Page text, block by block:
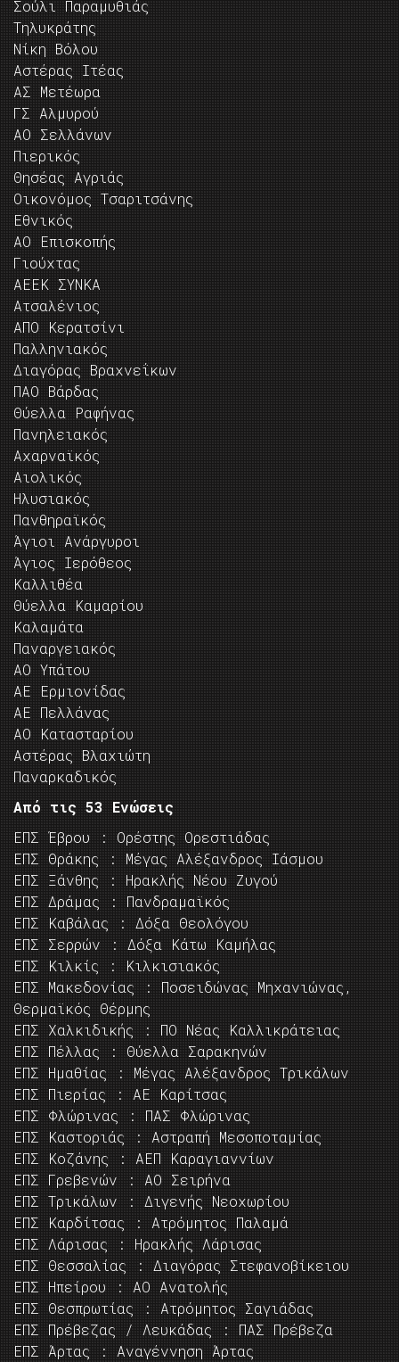
Σούλι Παραμυθιάς
Τηλυκράτης
Νίκη Βόλου
Αστέρας Ιτέας
ΑΣ Μετέωρα
ΓΣ Αλμυρού
ΑΟ Σελλάνων
Πιερικός
Θησέας Αγριάς
Οικονόμος Τσαριτσάνης
Εθνικός
ΑΟ Επισκοπής
Γιούχτας
ΑΕΕΚ ΣΥΝΚΑ
Ατσαλένιος
ΑΠΟ Κερατσίνι
Παλληνιακός
Διαγόρας Βραχνεΐκων
ΠΑΟ Βάρδας
Θύελλα Ραφήνας
Πανηλειακός
Αχαρναϊκός
Αιολικός
Ηλυσιακός
Πανθηραϊκός
Άγιοι Ανάργυροι
Άγιος Ιερόθεος
Καλλιθέα
Θύελλα Καμαρίου
Καλαμάτα
Παναργειακός
ΑΟ Υπάτου
ΑΕ Ερμιονίδας
ΑΕ Πελλάνας
ΑΟ Κατασταρίου
Αστέρας Βλαχιώτη
Παναρκαδικός
Από τις 53 Ενώσεις
ΕΠΣ Έβρου : Ορέστης Ορεστιάδας
ΕΠΣ Θράκης : Μέγας Αλέξανδρος Ιάσμου
ΕΠΣ Ξάνθης : Ηρακλής Νέου Ζυγού
ΕΠΣ Δράμας : Πανδραμαϊκός
ΕΠΣ Καβάλας : Δόξα Θεολόγου
ΕΠΣ Σερρών : Δόξα Κάτω Καμήλας
ΕΠΣ Κιλκίς : Κιλκισιακός
ΕΠΣ Μακεδονίας : Ποσειδώνας Μηχανιώνας,
Θερμαϊκός Θέρμης
ΕΠΣ Χαλκιδικής : ΠΟ Νέας Καλλικράτειας
ΕΠΣ Πέλλας : Θύελλα Σαρακηνών
ΕΠΣ Ημαθίας : Μέγας Αλέξανδρος Τρικάλων
ΕΠΣ Πιερίας : ΑΕ Καρίτσας
ΕΠΣ Φλώρινας : ΠΑΣ Φλώρινας
ΕΠΣ Καστοριάς : Αστραπή Μεσοποταμίας
ΕΠΣ Κοζάνης : ΑΕΠ Καραγιαννίων
ΕΠΣ Γρεβενών : ΑΟ Σειρήνα
ΕΠΣ Τρικάλων : Διγενής Νεοχωρίου
ΕΠΣ Καρδίτσας : Ατρόμητος Παλαμά
ΕΠΣ Λάρισας : Ηρακλής Λάρισας
ΕΠΣ Θεσσαλίας : Διαγόρας Στεφανοβίκειου
ΕΠΣ Ηπείρου : ΑΟ Ανατολής
ΕΠΣ Θεσπρωτίας : Ατρόμητος Σαγιάδας
ΕΠΣ Πρέβεζας / Λευκάδας : ΠΑΣ Πρέβεζα
ΕΠΣ Άρτας : Αναγέννηση Άρτας